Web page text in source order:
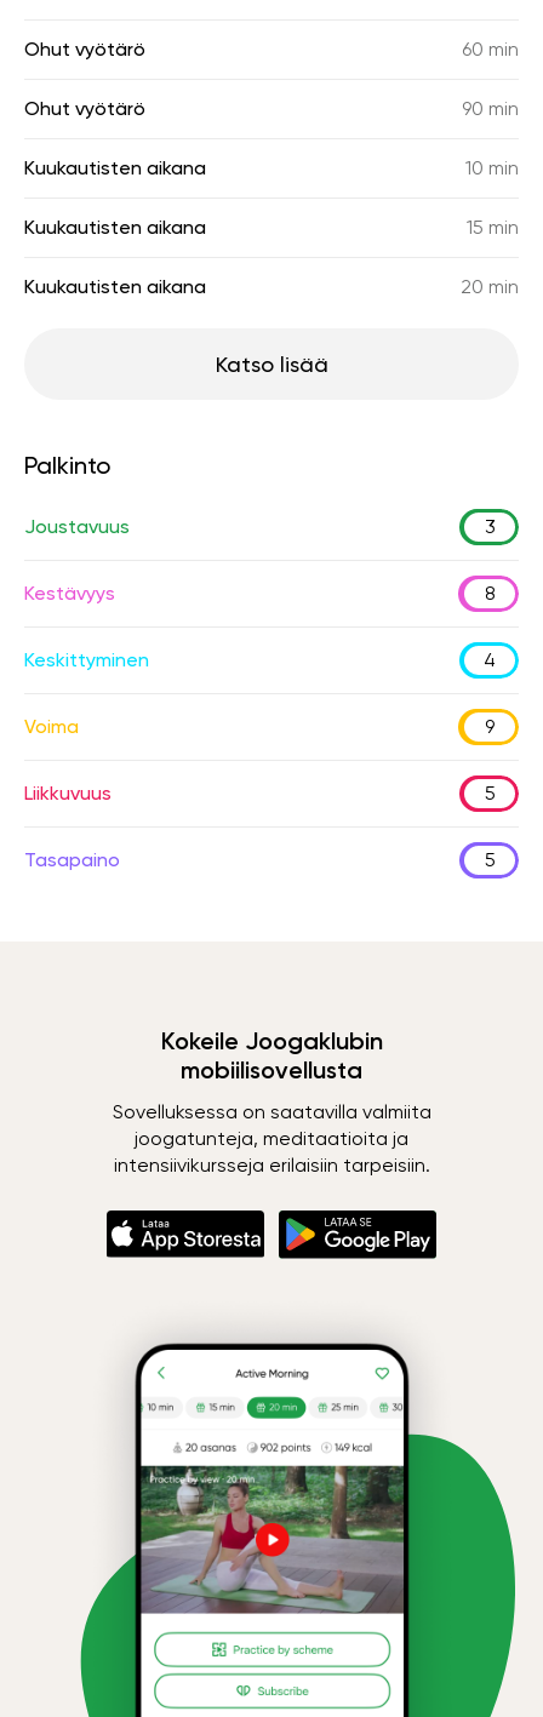
Ohut vyötärö 60 min
Ohut vyötärö 90 min
Kuukautisten aikana 10 min
Kuukautisten aikana 15 min
Kuukautisten aikana 20 min
Katso lisää
Palkinto
Joustavuus 3
Kestävyys 8
Keskittyminen 4
Voima 9
Liikkuvuus 5
Tasapaino 5
Kokeile Joogaklubin
mobiilisovellusta
Sovelluksessa on saatavilla valmiita
joogatunteja, meditaatioita ja
intensiivikursseja erilaisiin tarpeisiin.